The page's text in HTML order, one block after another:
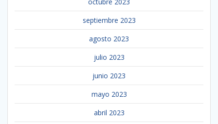
septiembre 2023
agosto 2023
julio 2023
junio 2023
mayo 2023
abril 2023